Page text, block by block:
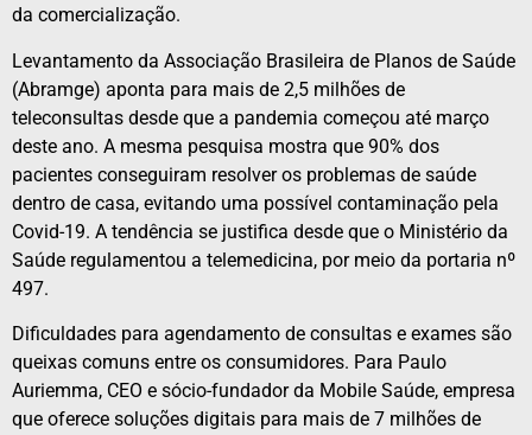
da comercialização.
Levantamento da Associação Brasileira de Planos de Saúde
(Abramge) aponta para mais de 2,5 milhões de
teleconsultas desde que a pandemia começou até março
deste ano. A mesma pesquisa mostra que 90% dos
pacientes conseguiram resolver os problemas de saúde
dentro de casa, evitando uma possível contaminação pela
Covid-19. A tendência se justifica desde que o Ministério da
Saúde regulamentou a telemedicina, por meio da portaria nº
497.
Dificuldades para agendamento de consultas e exames são
queixas comuns entre os consumidores. Para Paulo
Auriemma, CEO e sócio-fundador da Mobile Saúde, empresa
que oferece soluções digitais para mais de 7 milhões de